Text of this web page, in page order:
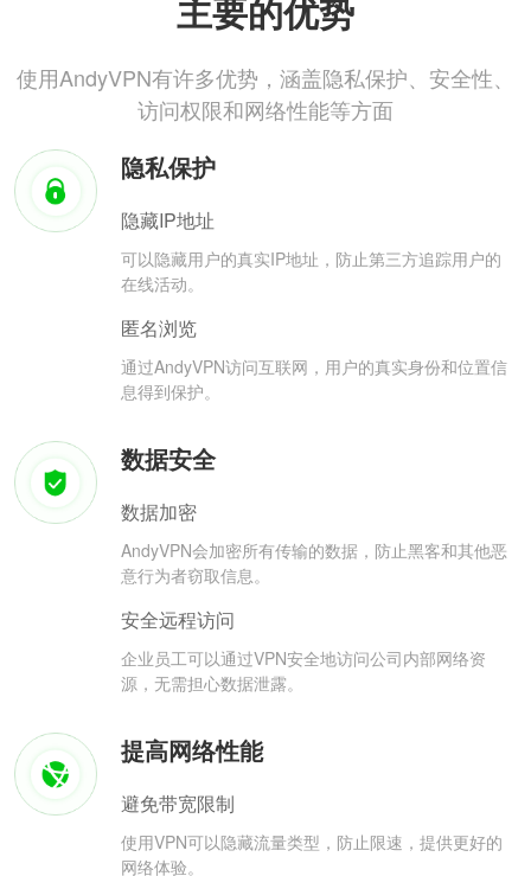
主要的优势
使用AndyVPN有许多优势，涵盖隐私保护、安全性、
访问权限和网络性能等方面
隐私保护
隐藏IP地址
可以隐藏用户的真实IP地址，防止第三方追踪用户的
在线活动。
匿名浏览
通过AndyVPN访问互联网，用户的真实身份和位置信
息得到保护。
数据安全
数据加密
AndyVPN会加密所有传输的数据，防止黑客和其他恶
意行为者窃取信息。
安全远程访问
企业员工可以通过VPN安全地访问公司内部网络资
源，无需担心数据泄露。
提高网络性能
避免带宽限制
使用VPN可以隐藏流量类型，防止限速，提供更好的
网络体验。